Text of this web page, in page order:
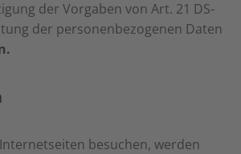
der Vorgaben von Art. 21 DS-
der personenbezogenen Daten
besuchen, werden